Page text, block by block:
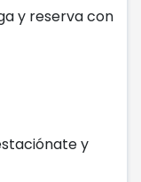
y reserva con
y